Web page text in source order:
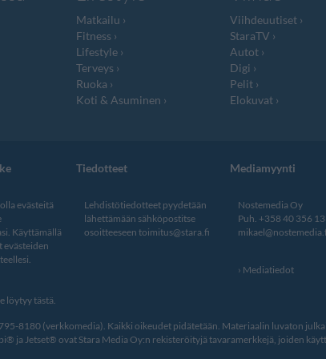
Matkailu
Fitness
Lifestyle
Terveys
Ruoka
Koti & Asuminen
Viihdeuutiset
StaraTV
Autot
Digi
Pelit
Elokuvat
evästeitä
Käyttämällä
evästeiden
löytyy tästä.
Tiedotteet
Lehdistötiedotteet pyydetään
lähettämään sähköpostitse
osoitteeseen toimitus@stara.fi
Mediamyynti
Nostemedia Oy
Puh. +358 40 356
Mediatiedot
8180 (verkkomedia). Kaikki oikeudet pidätetään. Materiaalin luvaton
ja Jetset® ovat Stara Media Oy:n rekisteröityjä tavaramerkkejä, joiden